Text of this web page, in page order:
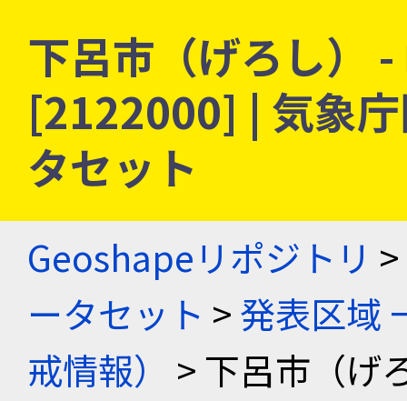
下呂市（げろし）
[2122000] | 気象
タセット
Geoshapeリポジトリ >
ータセット >発表区域
戒情報）
> 下呂市（げ